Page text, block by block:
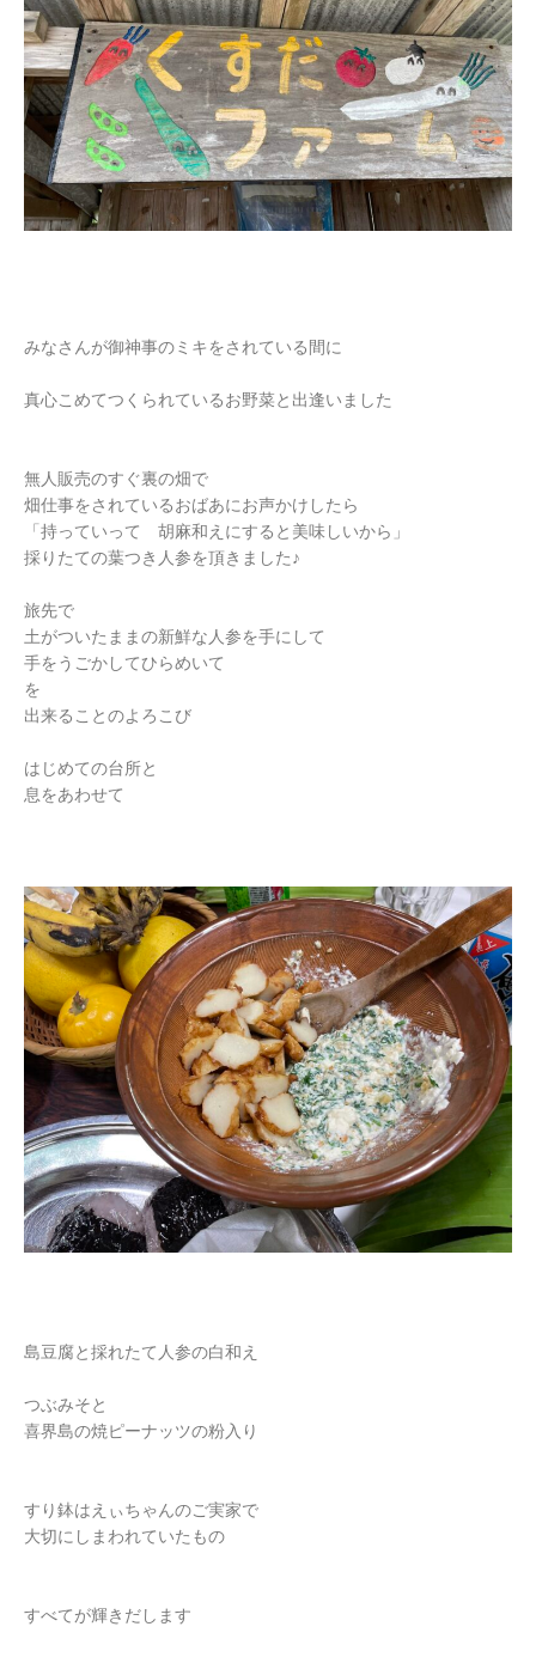
みなさんが御神事のミキをされている間に
真心こめてつくられているお野菜と出逢いました
無人販売のすぐ裏の畑で
畑仕事をされているおばあにお声かけしたら
「持っていって 胡麻和えにすると美味しいから」
採りたての葉つき人参を頂きました♪
旅先で
土がついたままの新鮮な人参を手にして
手をうごかしてひらめいて
を
出来ることのよろこび
はじめての台所と
息をあわせて
島豆腐と採れたて人参の白和え
つぶみそと
喜界島の焼ピーナッツの粉入り
すり鉢はえぃちゃんのご実家で
大切にしまわれていたもの
すべてが輝きだします